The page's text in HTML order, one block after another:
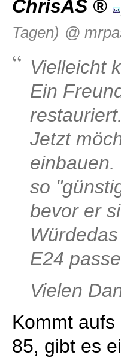
ChrisAS
Tagen) @
Vielleicht
Ein
restauriert.
Jetzt
so
bevor er
E24
Vielen
Kommt
85, gibt es